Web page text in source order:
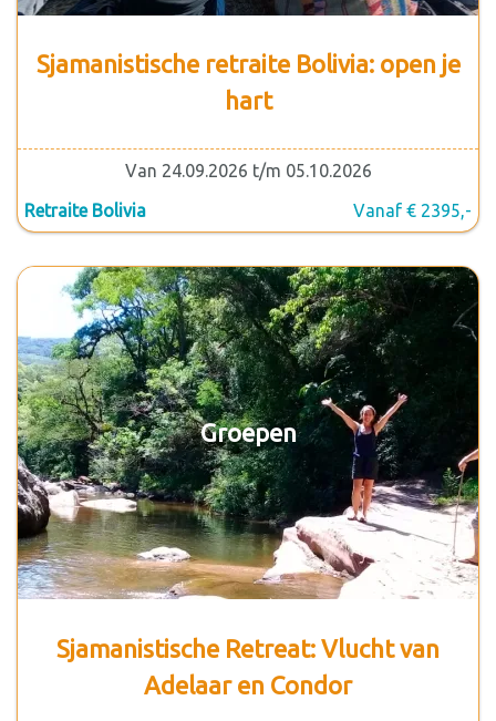
Sjamanistische retraite Bolivia: open je
hart
Van 24.09.2026 t/m 05.10.2026
Retraite Bolivia Vanaf € 2395,-
Groepen
Sjamanistische Retreat: Vlucht van
Adelaar en Condor